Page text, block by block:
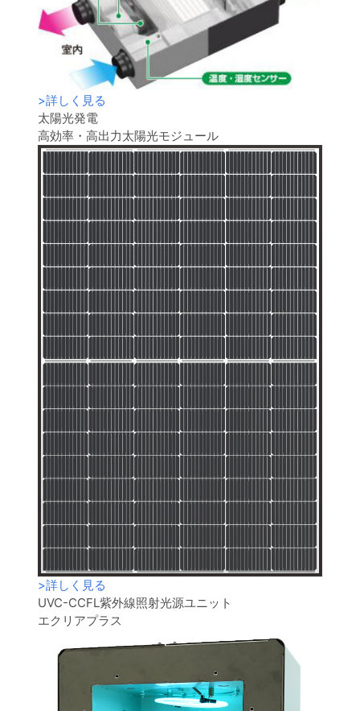
>詳しく見る
太陽光発電
高効率・高出力太陽光モジュール
>詳しく見る
UVC-CCFL紫外線照射光源ユニット
エクリアプラス